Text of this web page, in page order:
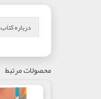
درباره کتاب
محصولات مرتبط